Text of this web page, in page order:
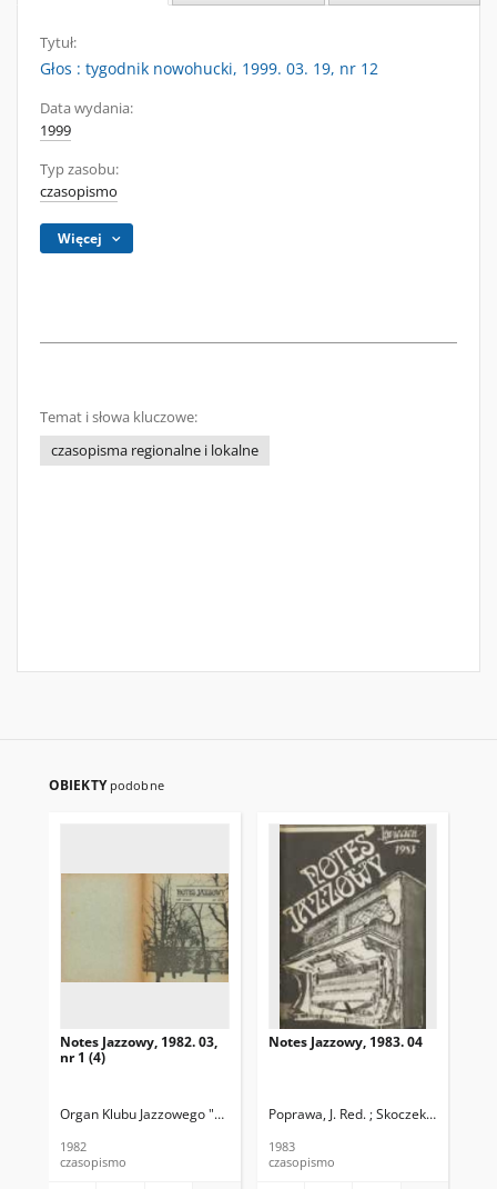
Tytuł:
Głos : tygodnik nowohucki, 1999. 03. 19, nr 12
Data wydania:
1999
Typ zasobu:
czasopismo
Więcej
Temat i słowa kluczowe:
czasopisma regionalne i lokalne
OBIEKTY podobne
Notes Jazzowy, 1982. 03,
nr 1 (4)
Organ Klubu Jazzowego "Rotunda" Skoczek, T. Red.
1982
czasopismo
Notes Jazzowy, 1983. 04
Poprawa, J. Red. ; Skoczek T. Red.
1983
czasopismo